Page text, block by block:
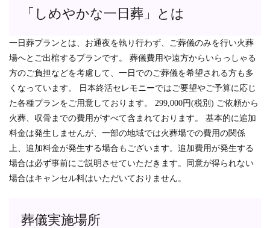
「しめやかな一日葬」とは
一日葬プランとは、お通夜を執り行わず、ご葬儀のみを行い火葬
場へとご出棺するプランです。 葬儀費用や遠方からいらっしゃる
方のご負担などを考慮して、一日でのご葬儀を希望される方も多
くなっています。 日本終活セレモニーではご要望やご予算に応じ
た各種プランをご用意しております。 299,000円(税別) ご依頼から
火葬、収骨までの費用がすべて含まれております。 基本的に追加
料金は発生しませんが、一部の地域では火葬場での費用の関係
上、追加料金が発生する場合もございます。追加費用が発生する
場合は必ず事前にご説明させていただきます。同意が得られない
場合はキャンセル料はいただいておりません。
葬儀実施場所